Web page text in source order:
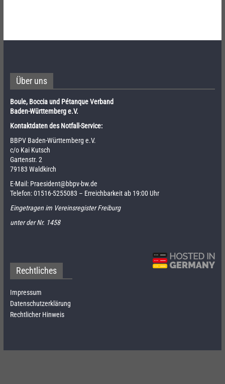
Über uns
Boule, Boccia und Pétanque Verband
Baden-Württemberg e.V.
Kontaktdaten des Notfall-Service:
BBPV Baden-Württemberg e.V.
c/o Kai Kutsch
Gartenstr. 2
79183 Waldkirch
E-Mail: Praesident@bbpv-bw.de
Telefon:01516-5255083 – Erreichbarkeit ab 19:00 Uhr
Eingetragen im Vereinsregister Freiburg
unter der Nr. 1458
Rechtliches
Impressum
Datenschutzerklärung
Rechtlicher Hinweis